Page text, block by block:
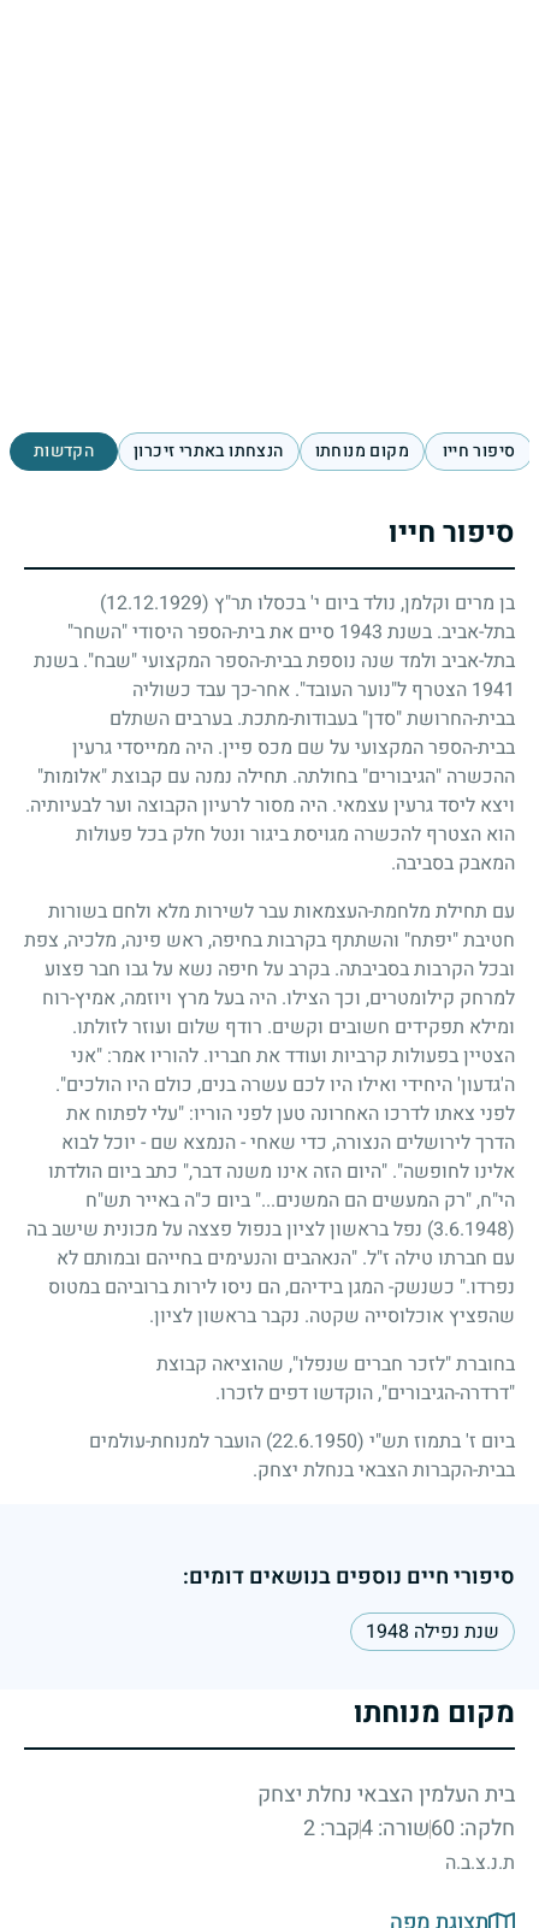
סיפור חייו מקום מנוחתו הנצחתו באתרי זיכרון הקדשות
סיפור חייו
בן מרים וקלמן, נולד ביום י' בכסלו תר"ץ (12.12.1929)
בתל-אביב. בשנת 1943 סיים את בית-הספר היסודי "השחר"
בתל-אביב ולמד שנה נוספת בבית-הספר המקצועי "שבח". בשנת
1941 הצטרף ל"נוער העובד". אחר-כך עבד כשוליה
בבית-החרושת "סדן" בעבודות-מתכת. בערבים השתלם
בבית-הספר המקצועי על שם מכס פיין. היה ממייסדי גרעין
ההכשרה "הגיבורים" בחולתה. תחילה נמנה עם קבוצת "אלומות"
ויצא ליסד גרעין עצמאי. היה מסור לרעיון הקבוצה וער לבעיותיה.
הוא הצטרף להכשרה מגויסת ביגור ונטל חלק בכל פעולות
המאבק בסביבה.
עם תחילת מלחמת-העצמאות עבר לשירות מלא ולחם בשורות
חטיבת "יפתח" והשתתף בקרבות בחיפה, ראש פינה, מלכיה, צפת
ובכל הקרבות בסביבתה. בקרב על חיפה נשא על גבו חבר פצוע
למרחק קילומטרים, וכך הצילו. היה בעל מרץ ויוזמה, אמיץ-רוח
ומילא תפקידים חשובים וקשים. רודף שלום ועוזר לזולתו.
הצטיין בפעולות קרביות ועודד את חבריו. להוריו אמר: "אני
ה'גדעון' היחידי ואילו היו לכם עשרה בנים, כולם היו הולכים".
לפני צאתו לדרכו האחרונה טען לפני הוריו: "עלי לפתוח את
הדרך לירושלים הנצורה, כדי שאחי - הנמצא שם - יוכל לבוא
אלינו לחופשה". "היום הזה אינו משנה דבר," כתב ביום הולדתו
הי"ח, "רק המעשים הם המשנים..." ביום כ"ה באייר תש"ח
(3.6.1948)
נפל בראשון לציון בנפול פצצה על מכונית שישב בה
עם חברתו טילה ז"ל. "הנאהבים והנעימים בחייהם ובמותם לא
נפרדו." כשנשק- המגן בידיהם, הם ניסו לירות ברוביהם במטוס
שהפציץ אוכלוסייה שקטה. נקבר בראשון לציון.
בחוברת "לזכר חברים שנפלו", שהוציאה קבוצת
"דרדרה-הגיבורים", הוקדשו דפים לזכרו.
ביום ז' בתמוז תש"י (22.6.1950)
הועבר למנוחת-עולמים
בבית-הקברות הצבאי בנחלת יצחק.
סיפורי חיים נוספים בנושאים דומים:
שנת נפילה 1948
מקום מנוחתו
בית העלמין הצבאי נחלת יצחק
חלקה: 60
שורה: 4 קבר: 2
ת.נ.צ.ב.ה